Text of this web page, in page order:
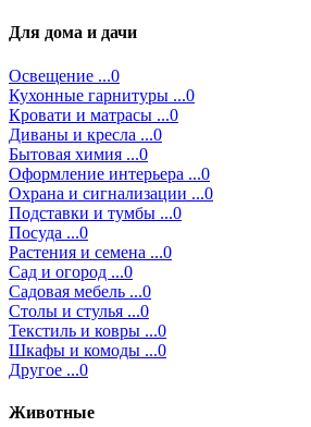
Для дома и дачи
Освещение ...0
Кухонные гарнитуры ...0
Кровати и матрасы ...0
Диваны и кресла ...0
Бытовая химия ...0
Оформление интерьера ...0
Охрана и сигнализации ...0
Подставки и тумбы ...0
Посуда ...0
Растения и семена ...0
Сад и огород ...0
Садовая мебель ...0
Столы и стулья ...0
Текстиль и ковры ...0
Шкафы и комоды ...0
Другое ...0
Животные